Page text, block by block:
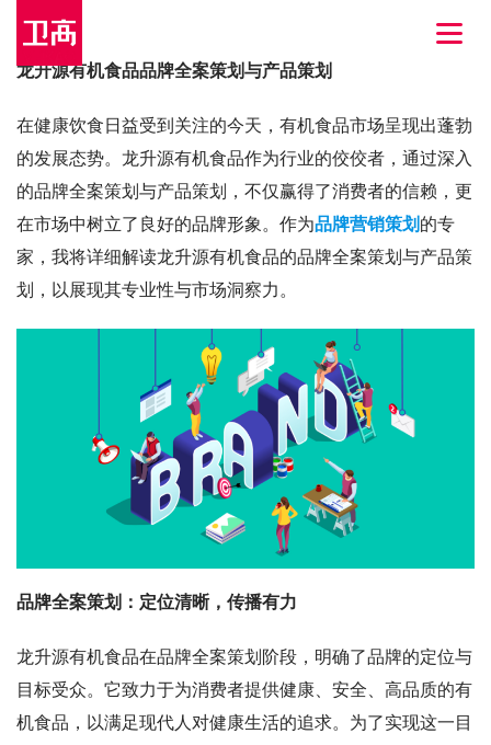
龙升源有机食品品牌全案策划与产品策划
在健康饮食日益受到关注的今天，有机食品市场呈现出蓬勃
的发展态势。龙升源有机食品作为行业的佼佼者，通过深入
的品牌全案策划与产品策划，不仅赢得了消费者的信赖，更
在市场中树立了良好的品牌形象。作为品牌营销策划 的专
家，我将详细解读龙升源有机食品的品牌全案策划与产品策
划，以展现其专业性与市场洞察力。
品牌全案策划：定位清晰，传播有力
龙升源有机食品在品牌全案策划阶段，明确了品牌的定位与
目标受众。它致力于为消费者提供健康、安全、高品质的有
机食品，以满足现代人对健康生活的追求。为了实现这一目